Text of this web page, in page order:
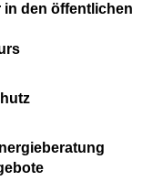
in den öffentlichen